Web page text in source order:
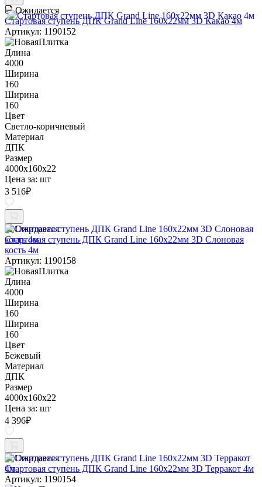
Ожидается
Стартовая ступень ДПК Grand Line 160х22мм 3D Какао 4м
Артикул: 1190152
Длина
4000
Ширина
160
Ширина
160
Цвет
Светло-коричневый
Материал
ДПК
Размер
4000x160x22
Цена за: шт
3 516₽
Ожидается
Стартовая ступень ДПК Grand Line 160х22мм 3D Слоновая
кость 4м
Артикул: 1190158
Длина
4000
Ширина
160
Ширина
160
Цвет
Бежевый
Материал
ДПК
Размер
4000x160x22
Цена за: шт
4 396₽
Ожидается
Стартовая ступень ДПК Grand Line 160х22мм 3D Терракот 4м
Артикул: 1190154